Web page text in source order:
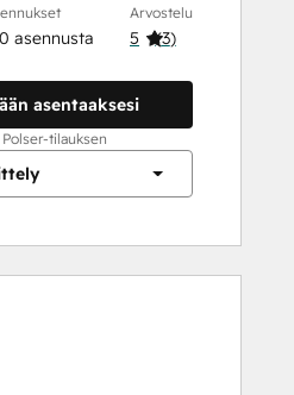
asennusta
Arvostelu
5 (3)
asentaaksesi
tilauksen